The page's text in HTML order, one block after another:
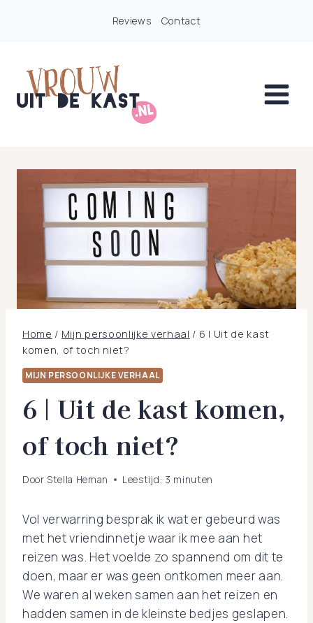
Reviews Contact
Home / Mijn persoonlijke verhaal / 6 | Uit de kast
komen, of toch niet?
MIJN PERSOONLIJKE VERHAAL
6 | Uit de kast komen,
of toch niet?
Door Stella Heman Leestijd: 3 minuten
Vol verwarring besprak ik wat er gebeurd was
met het vriendinnetje waar ik mee aan het
reizen was. Het voelde zo spannend om dit te
doen, maar er was geen ontkomen meer aan.
We waren al weken samen aan het reizen en
hadden samen in de kleinste bedjes geslapen.